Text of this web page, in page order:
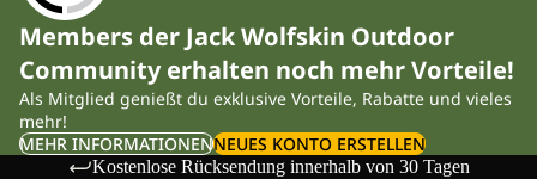
Members der Jack Wolfskin Outdoor
Community erhalten noch mehr Vorteile!
Als Mitglied genießt du exklusive Vorteile, Rabatte und vieles
mehr!
MEHR INFORMATIONENNEUES KONTO ERSTELLEN
Kostenlose Rücksendung innerhalb von 30 Tagen